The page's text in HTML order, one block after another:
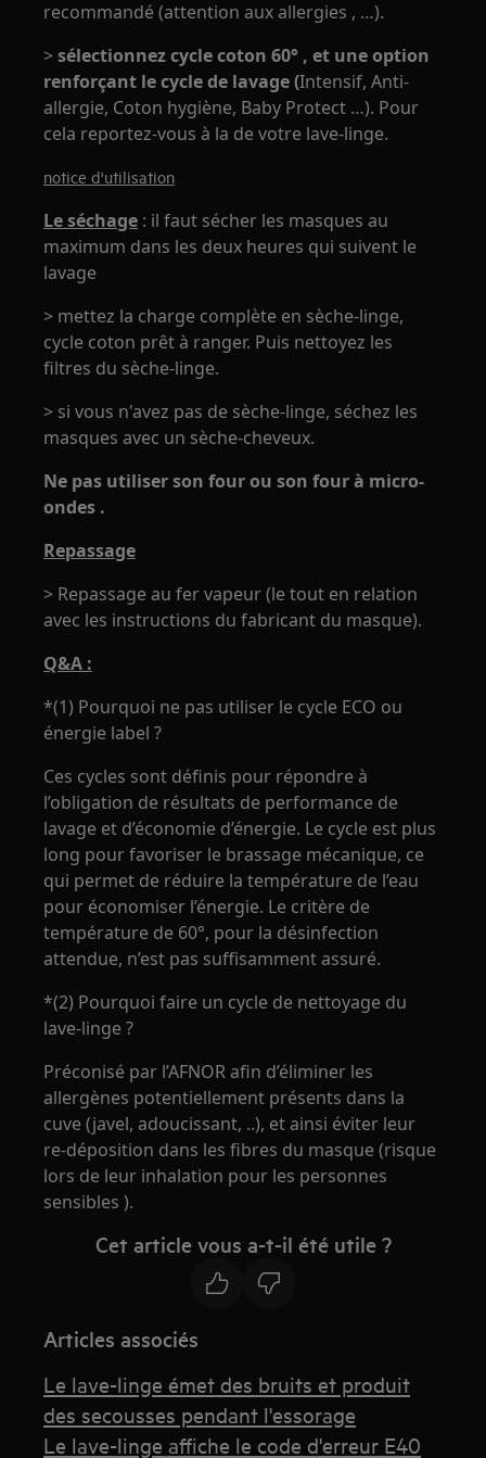
recommandé (attention aux allergies , …).
>sélectionnez cycle coton 60° , et une option
renforçant le cycle de lavage (Intensif, Anti-
allergie, Coton hygiène, Baby Protect …). Pour
cela reportez-vous à la de votre lave-linge.
notice d'utilisation
Le séchage : il faut sécher les masques au
maximum dans les deux heures qui suivent le
lavage
> mettez la charge complète en sèche-linge,
cycle coton prêt à ranger. Puis nettoyez les
filtres du sèche-linge.
> si vous n'avez pas de sèche-linge, séchez les
masques avec un sèche-cheveux.
Ne pas utiliser son four ou son four à micro-
ondes .
Repassage
> Repassage au fer vapeur (le tout en relation
avec les instructions du fabricant du masque).
Q&A :
*(1) Pourquoi ne pas utiliser le cycle ECO ou
énergie label ?
Ces cycles sont définis pour répondre à
l’obligation de résultats de performance de
lavage et d’économie d’énergie. Le cycle est plus
long pour favoriser le brassage mécanique, ce
qui permet de réduire la température de l’eau
pour économiser l’énergie. Le critère de
température de 60°, pour la désinfection
attendue, n’est pas suffisamment assuré.
*(2) Pourquoi faire un cycle de nettoyage du
lave-linge ?
Préconisé par l’AFNOR afin d’éliminer les
allergènes potentiellement présents dans la
cuve (javel, adoucissant, ..), et ainsi éviter leur
re-déposition dans les fibres du masque (risque
lors de leur inhalation pour les personnes
sensibles ).
Cet article vous a-t-il été utile ?
Articles associés
Le lave-linge émet des bruits et produit
des secousses pendant l'essorage
Le lave-linge affiche le code d'erreur E40